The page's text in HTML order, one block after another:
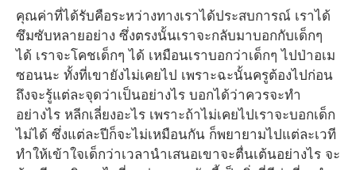
คุณค่าที่ได้รับคือระหว่างทางเราได้ประสบการณ์ เราได้
ซึมซับหลายอย่าง ซึ่งตรงนั้นเราจะกลับมาบอกกับเด็กๆ
ได้ เราจะโคชเด็กๆ ได้ เหมือนเราบอกว่าเด็กๆ ไปป่าอเม
ซอนนะ ทั้งที่เขายังไม่เคยไป เพราะฉะนั้นครูต้องไปก่อน
ถึงจะรู้แต่ละจุดว่าเป็นอย่างไร บอกได้ว่าควรจะทำ
อย่างไร หลีกเลี่ยงอะไร เพราะถ้าไม่เคยไปเราจะบอกเด็ก
ไม่ได้ ซึ่งแต่ละปีก็จะไม่เหมือนกัน ก็พยายามไปแต่ละเวที
ทำให้เข้าใจเด็กว่าเวลานำเสนอเขาจะตื่นเต้นอย่างไร จะ